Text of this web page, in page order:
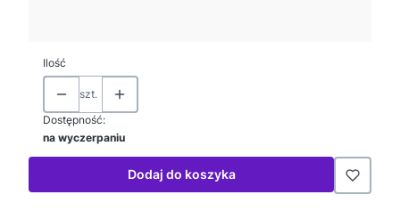
Ilość
szt.
Dostępność:
na wyczerpaniu
Dodaj do koszyka